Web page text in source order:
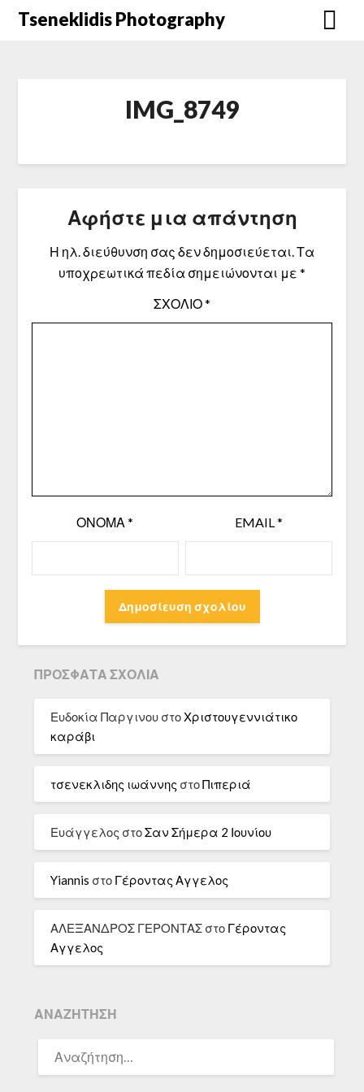
Μετάβαση
Tseneklidis Photography
IMG_8749
Αφήστε μια απάντηση
Η ηλ. διεύθυνση σας δεν δημοσιεύεται.Τα
υποχρεωτικά πεδία σημειώνονται με *
ΣΧΌΛΙΟ*
ΌΝΟΜΑ* EMAIL*
ΠΡΌΣΦΑΤΑ ΣΧΌΛΙΑ
Ευδοκία Παργινου στοΧριστουγεννιάτικο
καράβι
τσενεκλιδης ιωάννης στοΠιπεριά
Ευάγγελος στοΣαν Σήμερα 2 Ιουνίου
Yiannis στο Γέροντας Αγγελος
ΑΛΕΞΑΝΔΡΟΣ ΓΕΡΟΝΤΑΣ στο Γέροντας
Αγγελος
ΑΝΑΖΉΤΗΣΗ
ΓΙΑ: